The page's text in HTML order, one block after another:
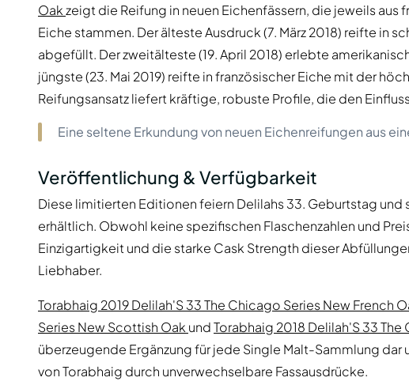
Oakzeigt die Reifung in neuen Eichenfässern, die jeweils
Eiche stammen. Der älteste Ausdruck (7. März 2018) reifte in
abgefüllt. Der zweitälteste (19. April 2018) erlebte
jüngste (23. Mai 2019) reifte in französischer Eiche mit der
Reifungsansatz liefert kräftige, robuste Profile, die den
Eine seltene Erkundung von neuen Eichenreifungen aus
Veröffentlichung & Verfügbarkeit
Diese limitierten Editionen feiern Delilahs 33. Geburtstag
erhältlich. Obwohl keine spezifischen Flaschenzahlen und
Einzigartigkeit und die starke Cask Strength dieser
Liebhaber.
Torabhaig 2019 Delilah'S 33 The Chicago Series New French
Series New Scottish Oak undTorabhaig 2018 Delilah'S 33
überzeugende Ergänzung für jede Single Malt-Sammlung
von Torabhaig durch unverwechselbare Fassausdrücke.